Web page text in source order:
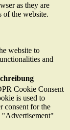
as they are
of the website.
website to
and
Cookie Consent
is used to
consent for the
"Advertisement"